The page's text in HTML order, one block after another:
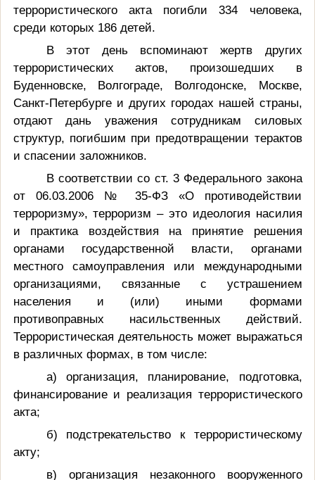
террористического акта погибли 334 человека,
среди которых 186 детей.
В этот день вспоминают жертв других
террористических актов, произошедших в
Буденновске, Волгограде, Волгодонске, Москве,
Санкт-Петербурге и других городах нашей страны,
отдают дань уважения сотрудникам силовых
структур, погибшим при предотвращении терактов
и спасении заложников.
В соответствии со ст. 3 Федерального закона
от 06.03.2006 № 35-ФЗ «О противодействии
терроризму», терроризм – это идеология насилия
и практика воздействия на принятие решения
органами государственной власти, органами
местного самоуправления или международными
организациями, связанные с устрашением
населения и (или) иными формами
противоправных насильственных действий.
Террористическая деятельность может выражаться
в различных формах, в том числе:
а) организация, планирование, подготовка,
финансирование и реализация террористического
акта;
б) подстрекательство к террористическому
акту;
в) организация незаконного вооруженного